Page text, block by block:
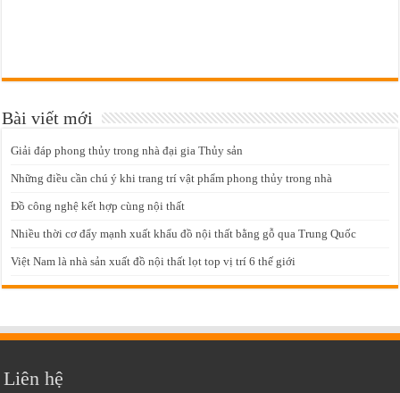
Bài viết mới
Giải đáp phong thủy trong nhà đại gia Thủy sản
Những điều cần chú ý khi trang trí vật phẩm phong thủy trong nhà
Đồ công nghệ kết hợp cùng nội thất
Nhiều thời cơ đẩy mạnh xuất khẩu đồ nội thất bằng gỗ qua Trung Quốc
Việt Nam là nhà sản xuất đồ nội thất lọt top vị trí 6 thế giới
Liên hệ